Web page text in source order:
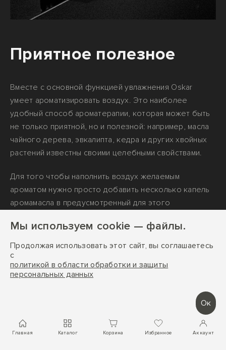
Приятное полезное
Вместе с основной функцией увлажнения Oskar
умеет ароматизировать воздух. Это наиболее
удобный способ ароматерапии, которая может быть
не только приятной, но и полезной: например, масла
чайного дерева, эвкалипта, кедра и других хвойных
растений известны своими целебными свойствами.
Для того чтобы наполнить воздух желаемым
ароматом нужно просто добавить несколько капель
аромамасла в предусмотренный для этого
Главная Каталог Корзина Избранное Аккаунт
Мы используем cookie — файлы.
Продолжая использовать этот сайт, вы соглашаетесь
с
политикой в области обработки и защиты
персональных данных
Ок